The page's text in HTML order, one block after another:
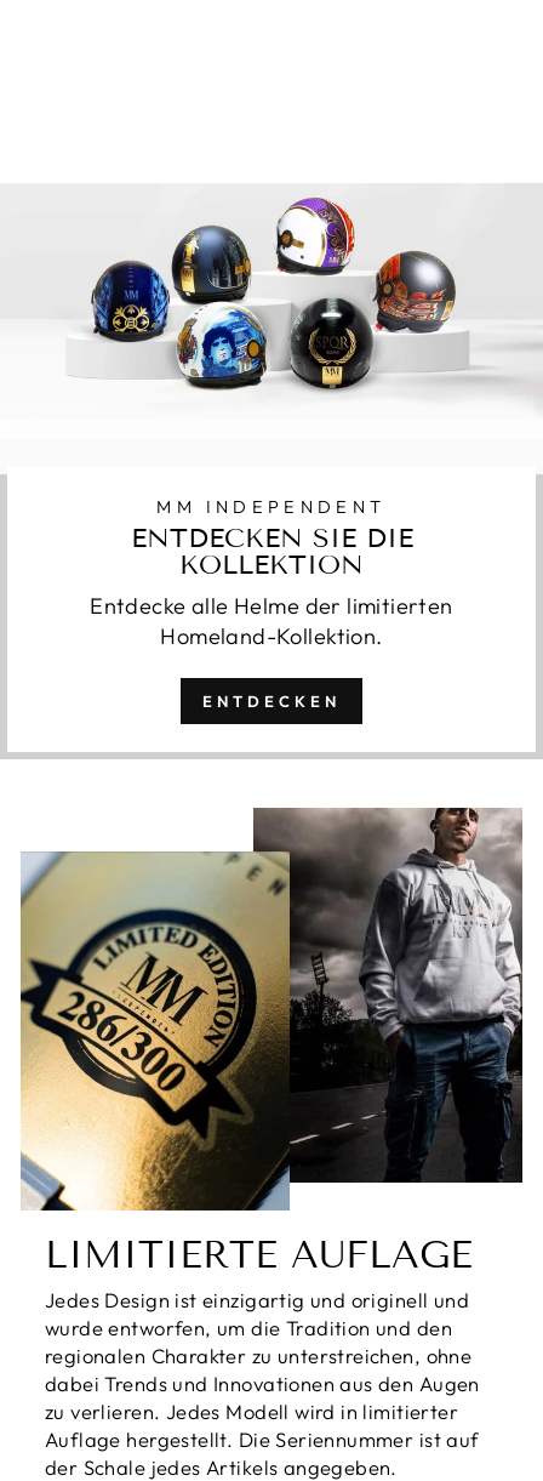
MM INDEPENDENT
ENTDECKEN SIE DIE
KOLLEKTION
Entdecke alle Helme der limitierten
Homeland-Kollektion.
ENTDECKEN
LIMITIERTE AUFLAGE
Jedes Design ist einzigartig und originell und
wurde entworfen, um die Tradition und den
regionalen Charakter zu unterstreichen, ohne
dabei Trends und Innovationen aus den Augen
zu verlieren. Jedes Modell wird in limitierter
Auflage hergestellt. Die Seriennummer ist auf
der Schale jedes Artikels angegeben.